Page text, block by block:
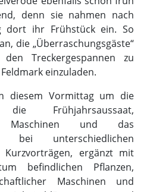
diesem Vormittag um die
die Frühjahrsaussaat,
Maschinen und das
bei unterschiedlichen
Kurzvorträgen, ergänzt mit
befindlichen Pflanzen,
Maschinen und
Arbeitsblättern und
wurde den
der Landwirtschaft
lud Volker Meier zu einem
und Apfelsaft aus